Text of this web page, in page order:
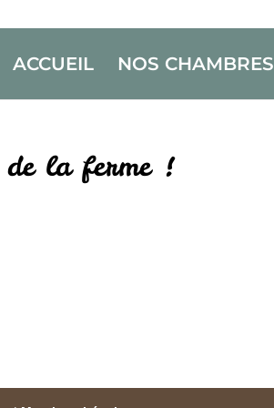
ACCUEIL NOS CHAMBRES
de la ferme !